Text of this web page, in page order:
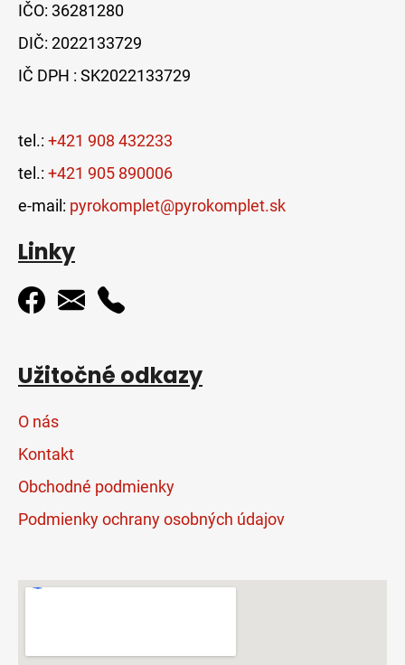
IČO: 36281280
DIČ: 2022133729
IČ DPH : SK2022133729
tel.: +421 908 432233
tel.: +421 905 890006
e-mail: pyrokomplet@pyrokomplet.sk
Linky
Užitočné odkazy
O nás
Kontakt
Obchodné podmienky
Podmienky ochrany osobných údajov